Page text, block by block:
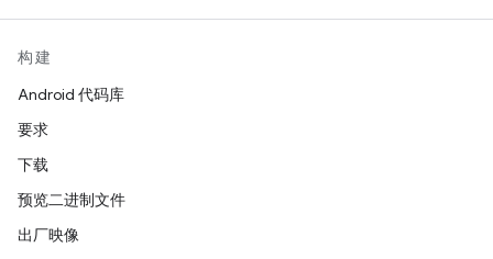
构建
Android 代码库
要求
下载
预览二进制文件
出厂映像